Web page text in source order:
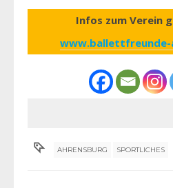
Infos zum Verein
www.ballettfreunde-
AHRENSBURG SPORTLICHES